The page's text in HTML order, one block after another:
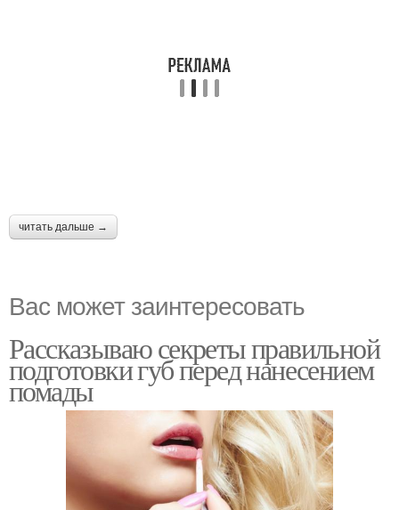
читать дальше →
Вас может заинтересовать
Рассказываю секреты правильной
подготовки губ перед нанесением
помады